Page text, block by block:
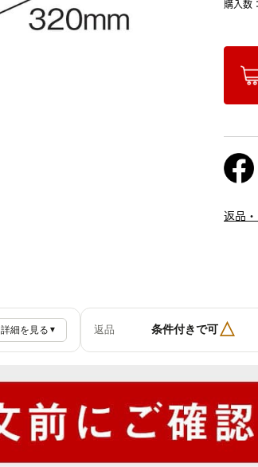
購入数：
返品
詳細を見る ▼ 返品 条件付きで可△